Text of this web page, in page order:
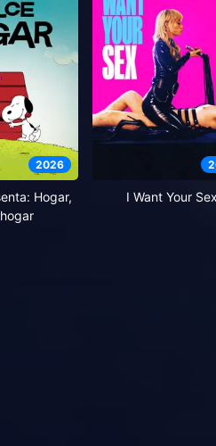
2026
Hogar,
I Want Your Sex